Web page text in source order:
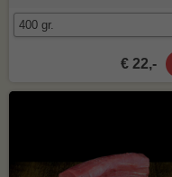
€ 22,-